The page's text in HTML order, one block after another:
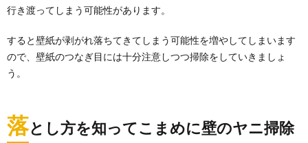
行き渡ってしまう可能性があります。
すると壁紙が剥がれ落ちてきてしまう可能性を増やしてしまいます
ので、壁紙のつなぎ目には十分注意しつつ掃除をしていきましょ
う。
落とし方を知ってこまめに壁のヤニ掃除